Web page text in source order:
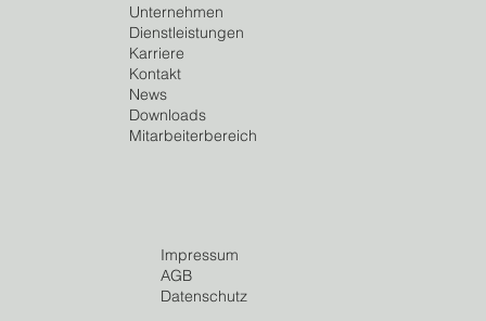
Unternehmen
Dienstleistungen
Karriere
Kontakt
News
Downloads
Mitarbeiterbereich
Impressum
AGB
Datenschutz